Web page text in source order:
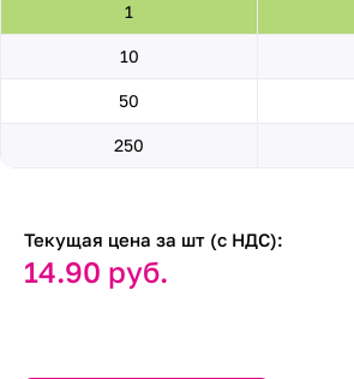
1
10
50
250
Текущая цена за шт (с НДС):
14.90 руб.